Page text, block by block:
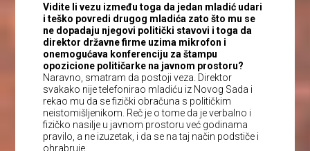
Vidite li vezu između toga da jedan mladić udari
i teško povredi drugog mladića zato što mu se
ne dopadaju njegovi politički stavovi i toga da
direktor državne firme uzima mikrofon i
onemogućava konferenciju za štampu
opozicione političarke na javnom prostoru?
Naravno, smatram da postoji veza. Direktor
svakako nije telefonirao mladiću iz Novog Sada i
rekao mu da se fizički obračuna s političkim
neistomišljenikom. Reč je o tome da je verbalno i
fizičko nasilje u javnom prostoru već godinama
pravilo, a ne izuzetak, i da se na taj način podstiče i
ohrabruje.